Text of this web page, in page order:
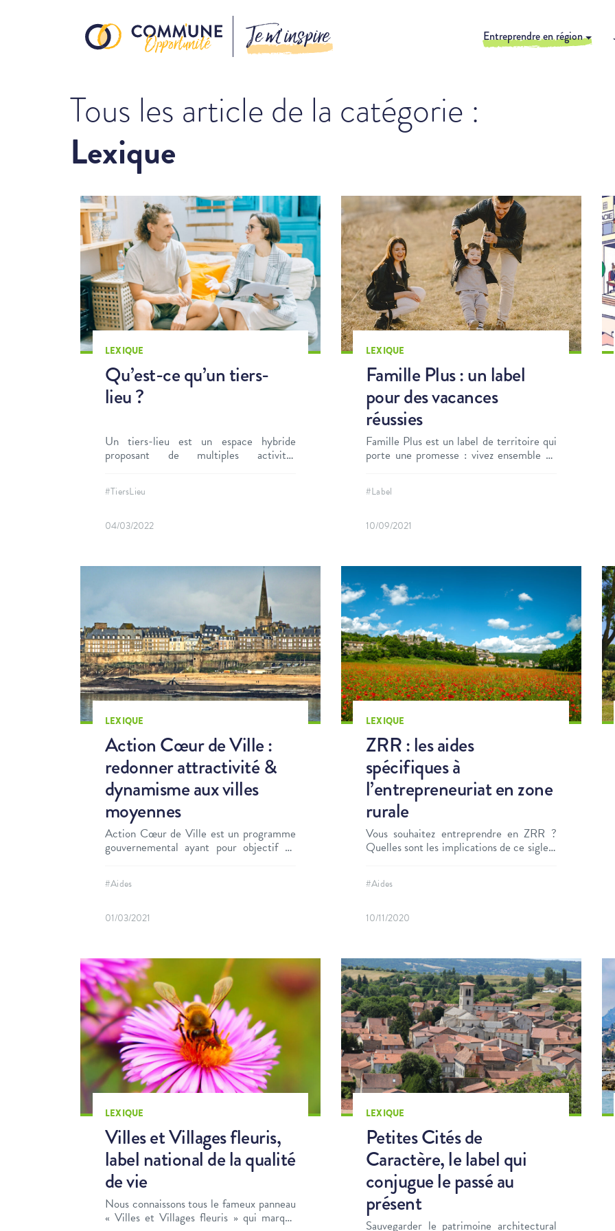
Je m’inspire Entreprendre en région
Tous les article de la catégorie :
Lexique
LEXIQUE
Qu’est-ce qu’un tiers-
lieu ?
Un tiers-lieu est un espace hybride
proposant de multiples activités
#TiersLieu
04/03/2022
LEXIQUE
Famille Plus : un label
pour des vacances
réussies
Famille Plus est un label de territoire qui
porte une promesse : vivez ensemble de
porteur de projet !
#Label
10/09/2021
LEXIQUE
Action Cœur de Ville :
redonner attractivité &
dynamisme aux villes
moyennes
Action Cœur de Ville est un programme
gouvernemental ayant pour objectif de
territoires, et pour les porteurs de projet.
#Aides
01/03/2021
LEXIQUE
ZRR : les aides
spécifiques à
l’entrepreneuriat en zone
rurale
Vous souhaitez entreprendre en ZRR ?
Quelles sont les implications de ce sigle ?
#Aides
10/11/2020
LEXIQUE
Villes et Villages fleuris,
label national de la qualité
de vie
Nous connaissons tous le fameux panneau
« Villes et Villages fleuris » qui marque
LEXIQUE
Petites Cités de
Caractère, le label qui
conjugue le passé au
présent
Sauvegarder le patrimoine architectural